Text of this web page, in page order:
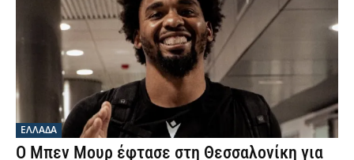
ΕΛΛΑΔΑ
Ο Μπεν Μουρ έφτασε στη Θεσσαλονίκη για